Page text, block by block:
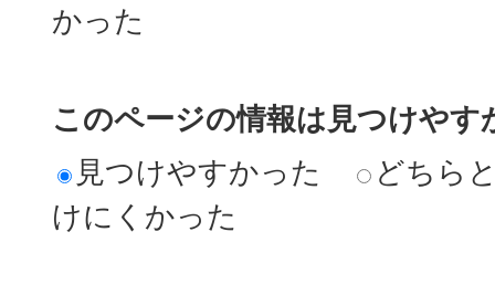
かった
このページの情報は見つけやす
見つけやすかった
どちら
けにくかった